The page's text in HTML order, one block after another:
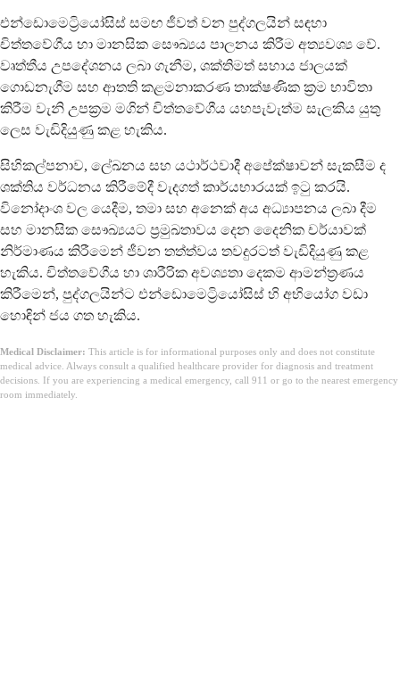
එන්ඩොමෙට්‍රියෝසිස් සමඟ ජීවත් වන පුද්ගලයින් සඳහා
චිත්තවේගීය හා මානසික සෞඛ්‍යය පාලනය කිරීම අත්‍යවශ්‍ය වේ.
වෘත්තීය උපදේශනය ලබා ගැනීම, ශක්තිමත් සහාය ජාලයක්
ගොඩනැගීම සහ ආතති කළමනාකරණ තාක්ෂණික ක්‍රම භාවිතා
කිරීම වැනි උපක්‍රම මගින් චිත්තවේගීය යහපැවැත්ම සැලකිය යුතු
ලෙස වැඩිදියුණු කළ හැකිය.
සිහිකල්පනාව, ලේඛනය සහ යථාර්ථවාදී අපේක්ෂාවන් සැකසීම ද
ශක්තිය වර්ධනය කිරීමේදී වැදගත් කාර්යභාරයක් ඉටු කරයි.
විනෝදාංශ වල යෙදීම, තමා සහ අනෙක් අය අධ්‍යාපනය ලබා දීම
සහ මානසික සෞඛ්‍යයට ප්‍රමුඛතාවය දෙන දෛනික චර්යාවක්
නිර්මාණය කිරීමෙන් ජීවන තත්ත්වය තවදුරටත් වැඩිදියුණු කළ
හැකිය. චිත්තවේගීය හා ශාරීරික අවශ්‍යතා දෙකම ආමන්ත්‍රණය
කිරීමෙන්, පුද්ගලයින්ට එන්ඩොමෙට්‍රියෝසිස් හි අභියෝග වඩා
හොඳින් ජය ගත හැකිය.
Medical Disclaimer: This article is for informational purposes only and does not constitute
medical advice. Always consult a qualified healthcare provider for diagnosis and treatment
decisions. If you are experiencing a medical emergency, call 911 or go to the nearest emergency
room immediately.